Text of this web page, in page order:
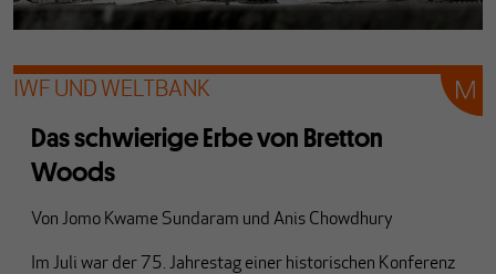
IWF UND WELTBANK
Das schwierige Erbe von Bretton
Woods
Von Jomo Kwame Sundaram und Anis Chowdhury
Im Juli war der 75. Jahrestag einer historischen Konferenz